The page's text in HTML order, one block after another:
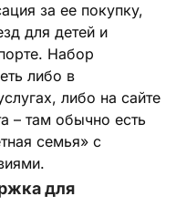
за ее покупку,
для детей и
Набор
либо в
либо на сайте
– там обычно есть
семья» с
для